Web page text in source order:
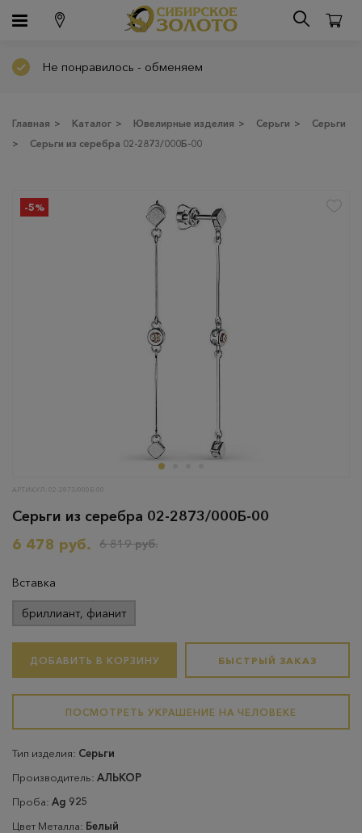
Не понравилось - обменяем
Главная > Каталог > Ювелирные изделия > Серьги >
Серьги
>
Серьги из серебра 02-2873/000Б-00
-5%
АРТИКУЛ: 02-2873/000Б-00
Серьги из серебра 02-2873/000Б-00
6 478 руб.
6 819 руб.
Вставка
бриллиант, фианит
ДОБАВИТЬ В КОРЗИНУ БЫСТРЫЙ ЗАКАЗ
ПОСМОТРЕТЬ УКРАШЕНИЕ НА ЧЕЛОВЕКЕ
Тип изделия: Серьги
Производитель: АЛЬКОР
Проба: Ag 925
Цвет Металла: Белый